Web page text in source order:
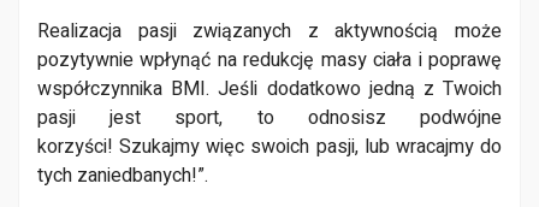
Realizacja pasji związanych z aktywnością może
pozytywnie wpłynąć na redukcję masy ciała i poprawę
współczynnika BMI. Jeśli dodatkowo jedną z Twoich
pasji jest sport, to odnosisz podwójne
korzyści! Szukajmy więc swoich pasji, lub wracajmy do
tych zaniedbanych!”.